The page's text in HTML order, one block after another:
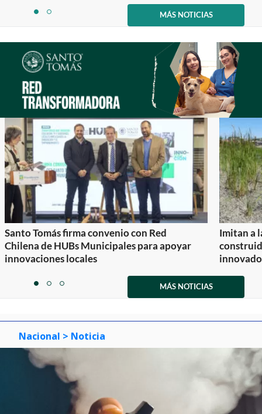
itemitem
2
MÁS NOTICIAS
Santo Tomás firma convenio con Red
Chilena de HUBs Municipales para apoyar
innovaciones locales
Imitan a
itemitemitem
MÁS NOTICIAS
Nacional > Noticia